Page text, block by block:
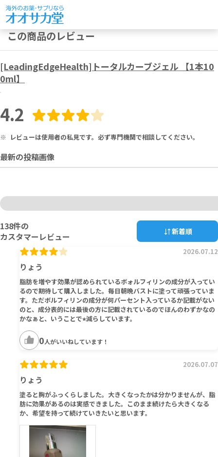
この商品のレビュー
[LeadingEdgeHealth]トータルカーブジェル 【1本10
0ml】
4.2
※ レビューは使用者の私見です。必ず専門機関で相談してください。
最新の投稿画像
138件の
カスタマーレビュー
新着順
りょう
2026.07.12
脂肪を増やす効果が認められているボォルフィリンの成分が入ってい
るので期待して購入しました。毎日朝晩バストに塗って頑張っていま
す。ただボルフィリンの成分が何パーセント入っているか記載がない
のと、成分表的には最後の方に記載されているのでほんのわずかなの
かなぁと、いうことで⭐︎減らしています。
0人がいいねしています！
りょう
2026.07.07
塗ると胸がふっくらしました。大きくなったかは分かりませんが、脂
肪に効果があるのは実感できました。このまま続けたら大きくなる
か、希望を持って続けていきたいと思います。